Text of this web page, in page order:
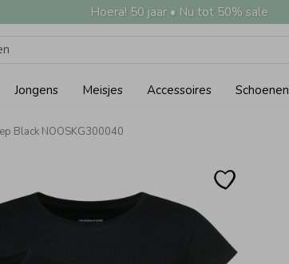
Hoera! 50 jaar • Nu tot 50% sale
Jongens Meisjes Accessoires Schoenen
Black NOOSKG300040